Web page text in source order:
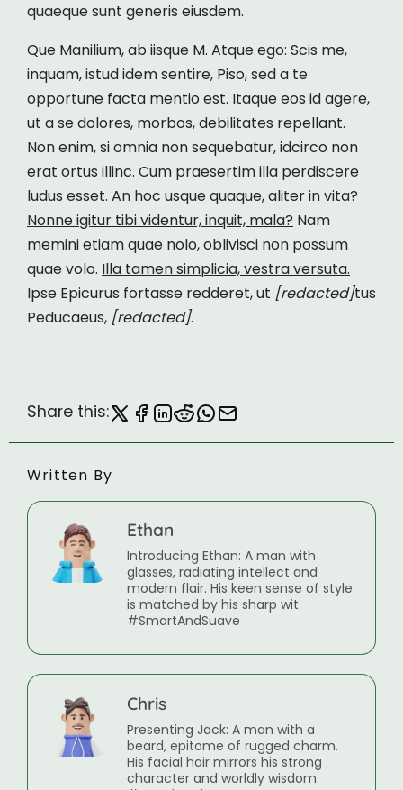
quaeque sunt generis eiusdem.
Que Manilium, ab iisque M. Atque ego: Scis me,
inquam, istud idem sentire, Piso, sed a te
opportune facta mentio est. Itaque eos id agere,
ut a se dolores, morbos, debilitates repellant.
Non enim, si omnia non sequebatur, idcirco non
erat ortus illinc. Cum praesertim illa perdiscere
ludus esset. An hoc usque quaque, aliter in vita?
Nonne igitur tibi videntur, inquit, mala? Nam
memini etiam quae nolo, oblivisci non possum
quae volo. Illa tamen simplicia, vestra versuta.
Ipse Epicurus fortasse redderet, ut [redacted]tus
Peducaeus, [redacted].
Share this:
Written By
Ethan
Introducing Ethan: A man with
glasses, radiating intellect and
modern flair. His keen sense of style
is matched by his sharp wit.
#SmartAndSuave
Chris
Presenting Jack: A man with a
beard, epitome of rugged charm.
His facial hair mirrors his strong
character and worldly wisdom.